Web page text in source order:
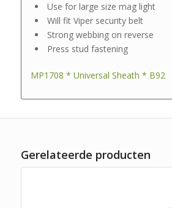
Use for large size mag light
Will fit Viper security belt
Strong webbing on reverse
Press stud fastening
MP1708 * Universal Sheath * B92
Gerelateerde producten